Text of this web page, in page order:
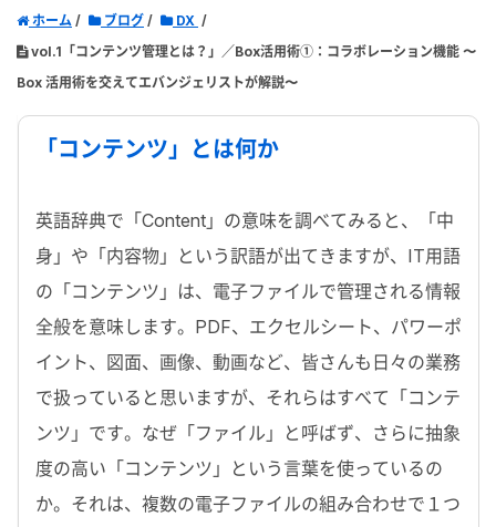
ホーム ブログ
DX
vol.1「コンテンツ管理とは？」／Box活用術①：コラボレーション機能 〜
Box 活用術を交えてエバンジェリストが解説〜
「コンテンツ」とは何か
英語辞典で「Content」の意味を調べてみると、「中
身」や「内容物」という訳語が出てきますが、IT用語
の「コンテンツ」は、電子ファイルで管理される情報
全般を意味します。PDF、エクセルシート、パワーポ
イント、図面、画像、動画など、皆さんも日々の業務
で扱っていると思いますが、それらはすべて「コンテ
ンツ」です。なぜ「ファイル」と呼ばず、さらに抽象
度の高い「コンテンツ」という言葉を使っているの
か。それは、複数の電子ファイルの組み合わせで１つ